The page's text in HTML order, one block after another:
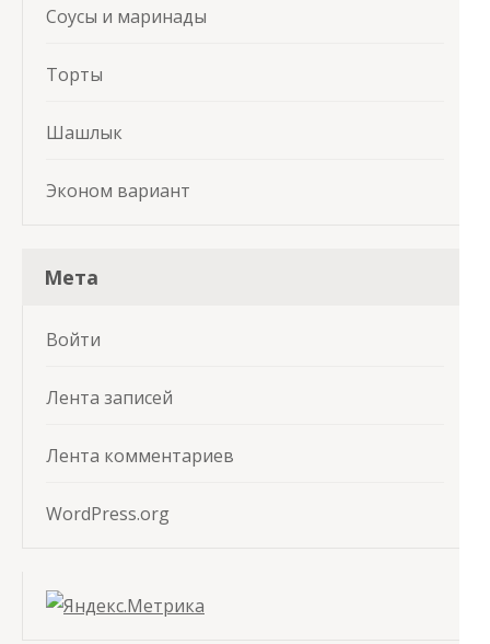
Соусы и маринады
Торты
Шашлык
Эконом вариант
Мета
Войти
Лента записей
Лента комментариев
WordPress.org